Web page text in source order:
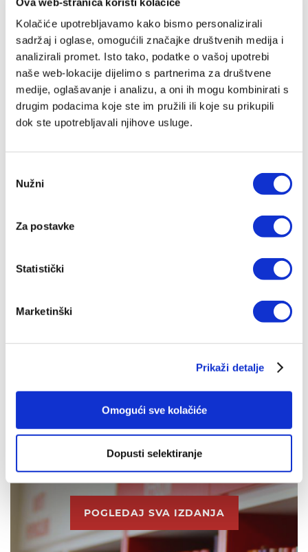
Kolačiće upotrebljavamo kako bismo personalizirali
sadržaj i oglase, omogućili značajke društvenih medija i
analizirali promet. Isto tako, podatke o vašoj upotrebi
naše web-lokacije dijelimo s partnerima za društvene
medije, oglašavanje i analizu, a oni ih mogu kombinirati s
drugim podacima koje ste im pružili ili koje su prikupili
dok ste upotrebljavali njihove usluge.
pristanka
Nužni
Za postavke
Statistički
Marketinški
Prikaži detalje
Omogući sve kolačiće
Dopusti selektiranje
U vrijeme oplakivanja voljene osobe nijedna ri ječ,
nijedan pogled i nijedna gesta utjehe ne mogu
doprijeti do dubine naše boli. To je vrijeme kada svoj
obamrli i iscrpljeni duh trebamo natapati iz jedinoga
Izvora, od Onoga koji je život sam. U ovoj biblijskoj
devetnici nalaze se molitve i svetopisamski tekstovi
pogodni za razmatranje u tomu teškom razdoblju
zajedno sa svojim voljenima.
IZDANJA NAKLADE VERBUM
POGLEDAJ SVA IZDANJA